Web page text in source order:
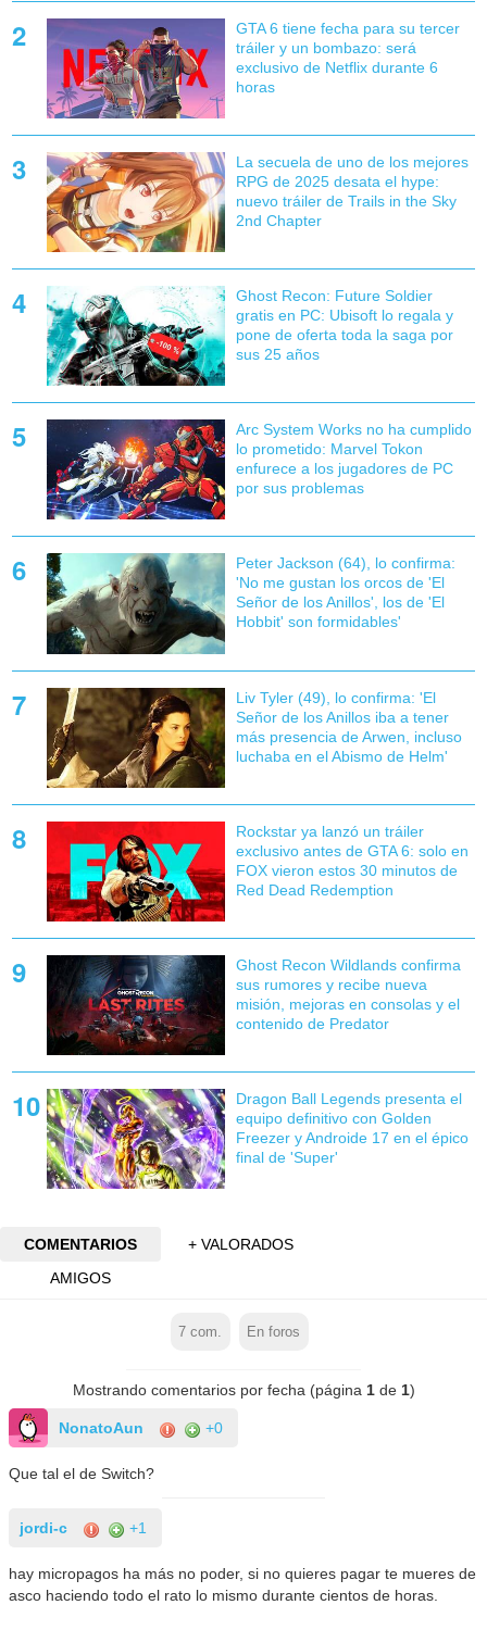
GTA 6 tiene fecha para su tercer
tráiler y un bombazo: será
exclusivo de Netflix durante 6
horas
La secuela de uno de los mejores
RPG de 2025 desata el hype:
nuevo tráiler de Trails in the Sky
2nd Chapter
Ghost Recon: Future Soldier
gratis en PC: Ubisoft lo regala y
pone de oferta toda la saga por
sus 25 años
Arc System Works no ha cumplido
lo prometido: Marvel Tokon
enfurece a los jugadores de PC
por sus problemas
Peter Jackson (64), lo confirma:
'No me gustan los orcos de 'El
Señor de los Anillos', los de 'El
Hobbit' son formidables'
Liv Tyler (49), lo confirma: 'El
Señor de los Anillos iba a tener
más presencia de Arwen, incluso
luchaba en el Abismo de Helm'
Rockstar ya lanzó un tráiler
exclusivo antes de GTA 6: solo en
FOX vieron estos 30 minutos de
Red Dead Redemption
Ghost Recon Wildlands confirma
sus rumores y recibe nueva
misión, mejoras en consolas y el
contenido de Predator
Dragon Ball Legends presenta el
equipo definitivo con Golden
Freezer y Androide 17 en el épico
final de 'Super'
COMENTARIOS
+ VALORADOS
AMIGOS
7 com. En foros
Mostrando comentarios por fecha (página 1de 1)
NonatoAun +0
Que tal el de Switch?
jordi-c +1
hay micropagos ha más no poder, si no quieres pagar te mueres de
asco haciendo todo el rato lo mismo durante cientos de horas.